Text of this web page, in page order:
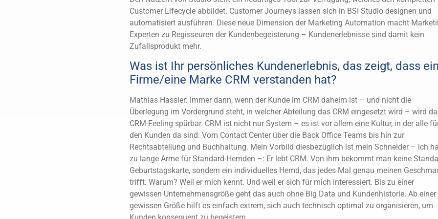
Customer Lifecycle abbildet. Customer Journeys lassen sich in BSI Studio designen und
automatisiert ausführen. Diese neue Dimension der Marketing Automation macht
Experten zu Regisseuren der Kundenbegeisterung – Kundenerlebnisse sind damit kein
Zufallsprodukt mehr.
Was ist Ihr persönliches Kundenerlebnis, das zeigt, dass
Firme/eine Marke CRM verstanden hat?
Mathias Hassler: Immer dann, wenn der Kunde im CRM daheim ist – und nicht die
Überlegung im Vordergrund steht, in welcher Abteilung das CRM eingesetzt wird – wird
CRM-Feeling spürbar. CRM ist nicht nur System – es ist vor allem eine Kultur, in der alle
den Kunden da sind: Vom Contact Center über die Back Office Teams bis hin zur
Rechtsabteilung und Buchhaltung. Mein Vorbild diesbezüglich ist mein Schneider – ich
zu lange Arme für Standard-Hemden –: Er lebt CRM. Von ihm bekommt man keine
Geburtstagskarte, sondern ein individuelles Hemd, das jedes Mal genau meinen
trifft. Warum? Weil er mich kennt. Und weil er sich für mich interessiert. Bis zu einer
gewissen Unternehmensgröße geht das auch ohne Big Data und Kundenhistorie. Ab einer
gewissen Größe hilft es einfach extrem, sich auch technisch optimal zu organisieren, um